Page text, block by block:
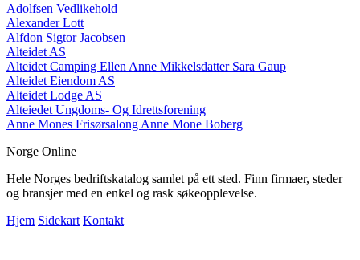
Adolfsen Vedlikehold
Alexander Lott
Alfdon Sigtor Jacobsen
Alteidet AS
Alteidet Camping Ellen Anne Mikkelsdatter Sara Gaup
Alteidet Eiendom AS
Alteidet Lodge AS
Alteiedet Ungdoms- Og Idrettsforening
Anne Mones Frisørsalong Anne Mone Boberg
Norge Online
Hele Norges bedriftskatalog samlet på ett sted. Finn firmaer, steder
og bransjer med en enkel og rask søkeopplevelse.
Hjem Sidekart Kontakt